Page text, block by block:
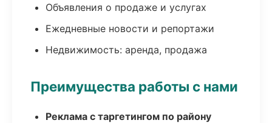
Объявления о продаже и услугах
Ежедневные новости и репортажи
Недвижимость: аренда, продажа
Преимущества работы с нами
Реклама с таргетингом по району